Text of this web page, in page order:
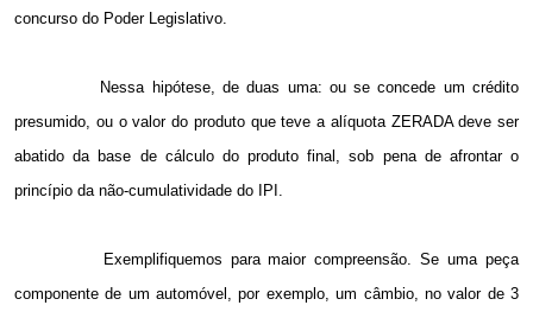
concurso do Poder Legislativo.
Nessa hipótese, de duas uma: ou se concede um crédito
presumido, ou o valor do produto que teve a alíquota ZERADA deve ser
abatido da base de cálculo do produto final, sob pena de afrontar o
princípio da não-cumulatividade do IPI.
Exemplifiquemos para maior compreensão. Se uma peça
componente de um automóvel, por exemplo, um câmbio, no valor de 3